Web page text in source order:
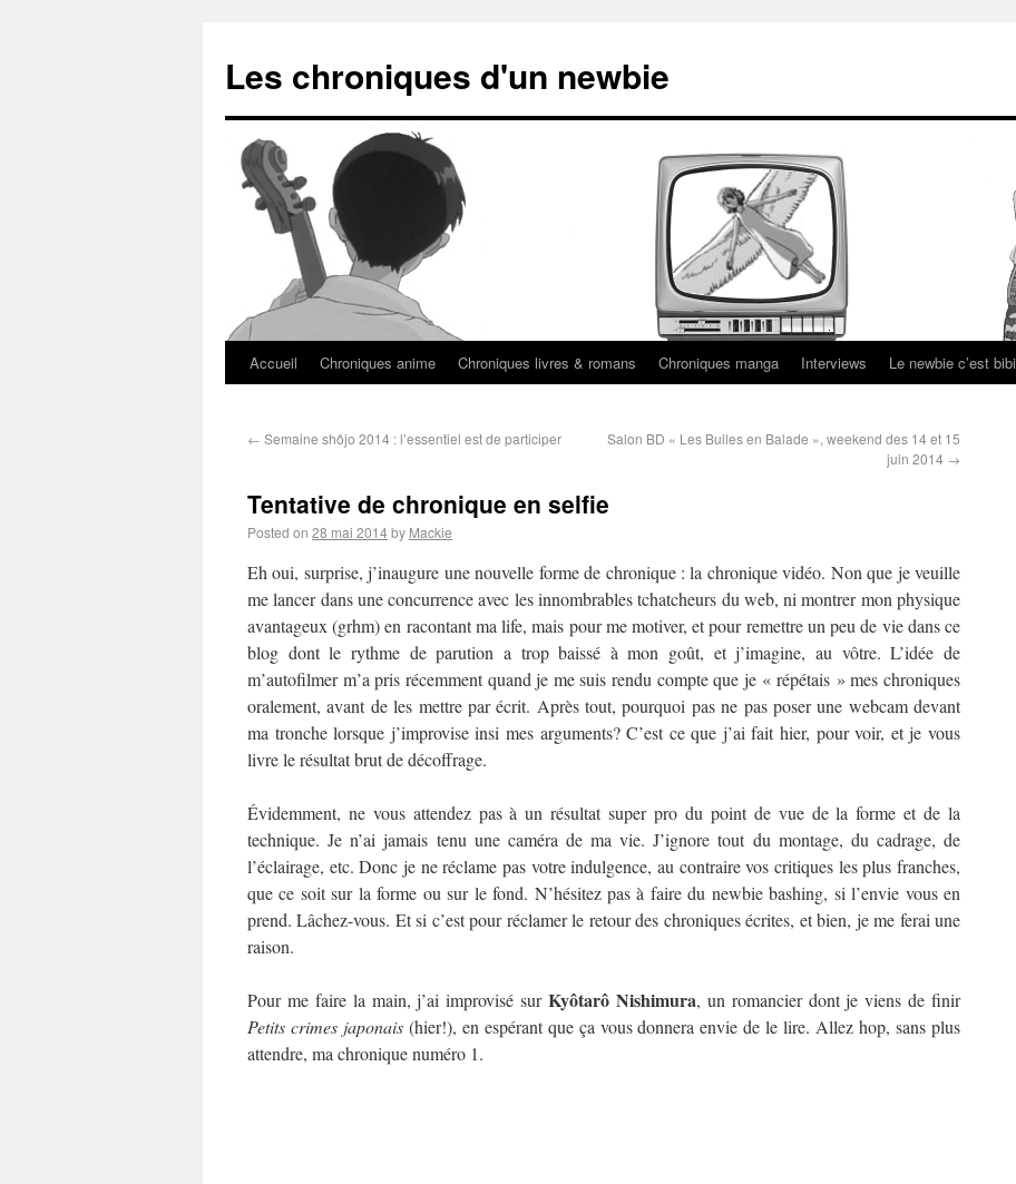
Les chroniques d'un newbie
Accueil Chroniques anime Chroniques livres & romans Chroniques manga Interviews Le newbie c’est bibi
← Semaine shôjo 2014 : l’essentiel est de participer
Salon BD « Les Bulles en Balade », weekend des 14 et 15
juin 2014 →
Tentative de chronique en selfie
Posted on 28 mai 2014by Mackie
Eh oui, surprise, j’inaugure une nouvelle forme de chronique : la chronique vidéo. Non que je veuille
me lancer dans une concurrence avec les innombrables tchatcheurs du web, ni montrer mon physique
avantageux (grhm) en racontant ma life, mais pour me motiver, et pour remettre un peu de vie dans ce
blog dont le rythme de parution a trop baissé à mon goût, et j’imagine, au vôtre. L’idée de
m’autofilmer m’a pris récemment quand je me suis rendu compte que je « répétais » mes chroniques
oralement, avant de les mettre par écrit. Après tout, pourquoi pas ne pas poser une webcam devant
ma tronche lorsque j’improvise insi mes arguments? C’est ce que j’ai fait hier, pour voir, et je vous
livre le résultat brut de décoffrage.
Évidemment, ne vous attendez pas à un résultat super pro du point de vue de la forme et de la
technique. Je n’ai jamais tenu une caméra de ma vie. J’ignore tout du montage, du cadrage, de
l’éclairage, etc. Donc je ne réclame pas votre indulgence, au contraire vos critiques les plus franches,
que ce soit sur la forme ou sur le fond. N’hésitez pas à faire du newbie bashing, si l’envie vous en
prend. Lâchez-vous. Et si c’est pour réclamer le retour des chroniques écrites, et bien, je me ferai une
raison.
Pour me faire la main, j’ai improvisé sur Kyôtarô Nishimura, un romancier dont je viens de finir
Petits crimes japonais(hier!), en espérant que ça vous donnera envie de le lire. Allez hop, sans plus
attendre, ma chronique numéro 1.